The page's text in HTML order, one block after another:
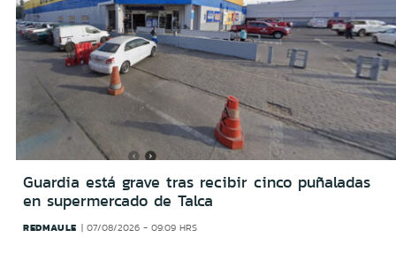
Guardia está grave tras recibir cinco puñaladas
en supermercado de Talca
REDMAULE 07/08/2026 - 09:09 HRS